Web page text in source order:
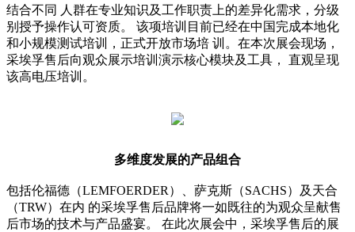
结合不同 人群在专业知识及工作职责上的差异化需求，分级
别授予操作认可资质。 该项培训目前已经在中国完成本地化
和小规模测试培训，正式开放市场培 训。在本次展会现场，
采埃孚售后向观众展示培训演示核心模块及工具， 直观呈现
该高电压培训。
多维度发展的产品组合
包括伦福德（LEMFOERDER）、萨克斯（SACHS）及天合
（TRW）在内 的采埃孚售后品牌将一如既往的为观众呈献售
后市场的技术与产品盛宴。 在此次展会中，采埃孚售后的展